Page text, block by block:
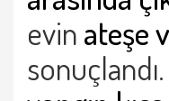
evinateşe